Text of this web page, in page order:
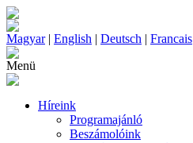
Magyar| English | Deutsch | Francais
Menü
Híreink
Programajánló
Beszámolóink